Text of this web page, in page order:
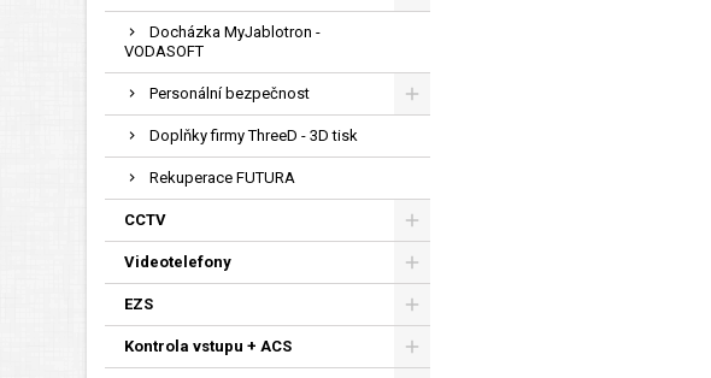
Docházka MyJablotron -
VODASOFT
Personální bezpečnost
Doplňky firmy ThreeD - 3D tisk
Rekuperace FUTURA
CCTV
Videotelefony
EZS
Kontrola vstupu + ACS